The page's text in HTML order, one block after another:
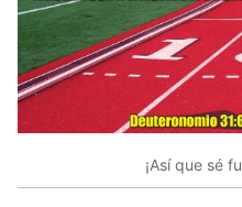
¡Así que sé